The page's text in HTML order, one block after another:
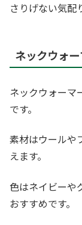
さりげない気配
ネックウォ
ネックウォーマ
です。
素材はウールや
えます。
色はネイビーや
おすすめです。